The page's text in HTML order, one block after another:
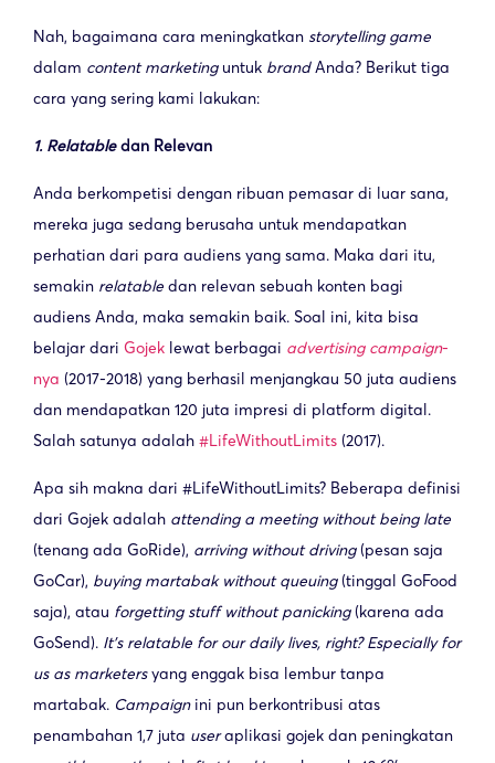
Nah, bagaimana cara meningkatkan storytelling game
dalam content marketinguntuk brandAnda? Berikut tiga
cara yang sering kami lakukan:
1. Relatabledan Relevan
Anda berkompetisi dengan ribuan pemasar di luar sana,
mereka juga sedang berusaha untuk mendapatkan
perhatian dari para audiens yang sama. Maka dari itu,
semakin relatable dan relevan sebuah konten bagi
audiens Anda, maka semakin baik. Soal ini, kita bisa
belajar dari Gojek lewat berbagai advertising campaign-
nya (2017-2018) yang berhasil menjangkau 50 juta audiens
dan mendapatkan 120 juta impresi di platform digital.
Salah satunya adalah #LifeWithoutLimits (2017).
Apa sih makna dari #LifeWithoutLimits? Beberapa definisi
dari Gojek adalah attending a meeting without being late
(tenang ada GoRide), arriving without driving(pesan saja
GoCar), buying martabak without queuing(tinggal GoFood
saja), atau forgetting stuff without panicking(karena ada
GoSend). It’s relatable for our daily lives, right? Especially for
us as marketersyang enggak bisa lembur tanpa
martabak. Campaignini pun berkontribusi atas
penambahan 1,7 juta useraplikasi gojek dan peningkatan